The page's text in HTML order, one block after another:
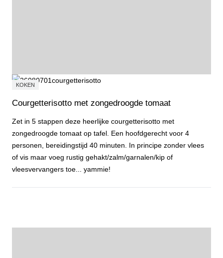
KOKEN
Courgetterisotto met zongedroogde tomaat
Zet in 5 stappen deze heerlijke courgetterisotto met
zongedroogde tomaat op tafel. Een hoofdgerecht voor 4
personen, bereidingstijd 40 minuten. In principe zonder vlees
of vis maar voeg rustig gehakt/zalm/garnalen/kip of
vleesvervangers toe... yammie!